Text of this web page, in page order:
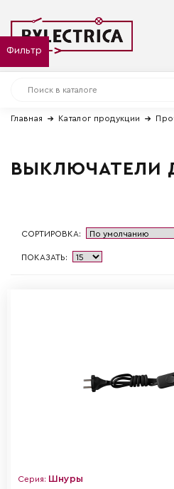
Фильтр
Главная Каталог продукции
ВЫКЛЮЧАТЕЛИ
СОРТИРОВКА:
ПОКАЗАТЬ:
Серия: Шнуры